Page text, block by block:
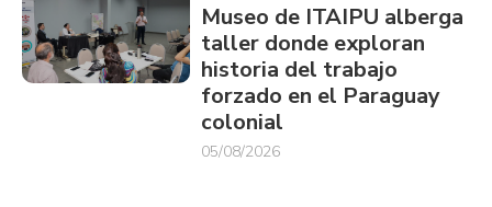
Museo de ITAIPU alberga
taller donde exploran
historia del trabajo
forzado en el Paraguay
colonial
05/08/2026